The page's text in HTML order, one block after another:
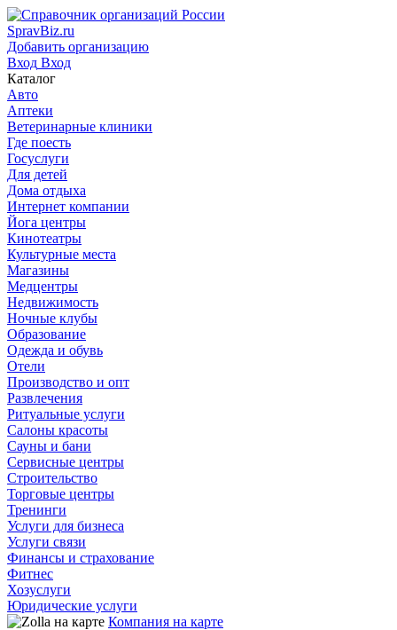
SpravBiz.ru
Добавить организацию
Вход Вход
Каталог
Авто
Аптеки
Ветеринарные клиники
Где поесть
Госуслуги
Для детей
Дома отдыха
Интернет компании
Йога центры
Кинотеатры
Культурные места
Магазины
Медцентры
Недвижимость
Ночные клубы
Образование
Одежда и обувь
Отели
Производство и опт
Развлечения
Ритуальные услуги
Салоны красоты
Сауны и бани
Сервисные центры
Строительство
Торговые центры
Тренинги
Услуги для бизнеса
Услуги связи
Финансы и страхование
Фитнес
Хозуслуги
Юридические услуги
Компания на карте